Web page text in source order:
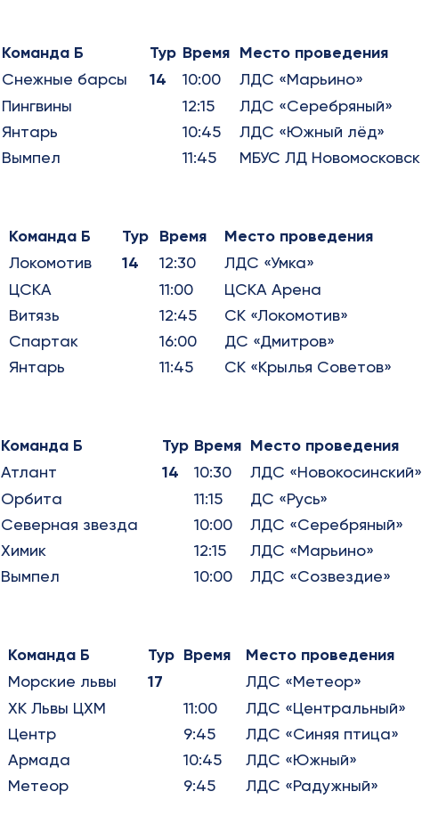
Команда Б Тур Время Место проведения
Снежные барсы 14 10:00
ЛДС «Марьино»
Пингвины 12:15
ЛДС «Серебряный»
Янтарь 10:45
ЛДС «Южный лёд»
Вымпел 11:45 МБУС ЛД Новомосковск
Команда Б Тур Время
Место проведения
Локомотив 14 12:30
ЛДС «Умка»
ЦСКА 11:00
ЦСКА Арена
Витязь 12:45
СК «Локомотив»
Спартак 16:00
ДС «Дмитров»
Янтарь 11:45 СК «Крылья Советов»
Команда Б Тур Время Место проведения
Атлант 14 10:30
ЛДС «Новокосинский»
Орбита 11:15
ДС «Русь»
Северная звезда 10:00
ЛДС «Серебряный»
Химик 12:15
ЛДС «Марьино»
Вымпел 10:00 ЛДС «Созвездие»
Команда Б Тур Время
Место проведения
Морские львы 17
ЛДС «Метеор»
ХК Львы ЦХМ 11:00
ЛДС «Центральный»
Центр 9:45
ЛДС «Синяя птица»
Армада 10:45
ЛДС «Южный»
Метеор 9:45 ЛДС «Радужный»